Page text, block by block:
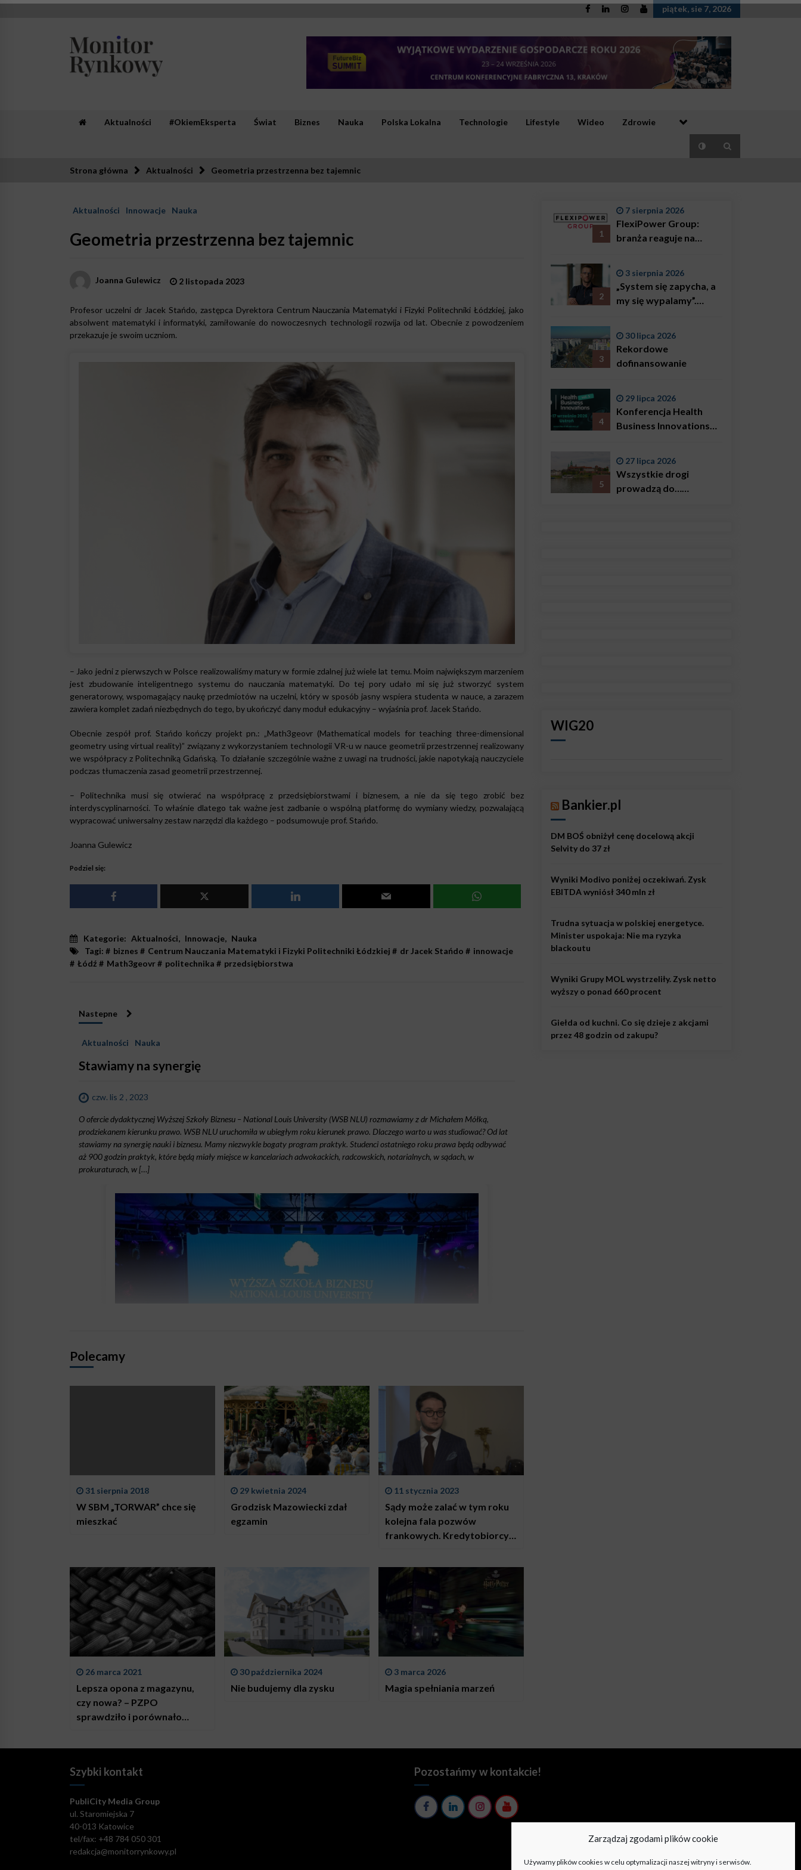
Zarządzaj zgodami plików cookie
Używamy plików cookies w celu optymalizacji naszej witryny i serwisów.
Skip
piątek, sie 7, 2026
Aktualności #OkiemEksperta Świat Biznes Nauka Polska Lokalna Technologie Lifestyle Wideo Zdrowie
Strona główna Aktualności Geometria przestrzenna bez tajemnic
Aktualności Innowacje Nauka
Geometria przestrzenna bez tajemnic
Joanna Gulewicz 2 listopada 2023
Profesor uczelni dr Jacek Stańdo, zastępca Dyrektora Centrum Nauczania Matematyki i Fizyki Politechniki Łódzkiej, jako
absolwent matematyki i informatyki, zamiłowanie do nowoczesnych technologii rozwija od lat. Obecnie z powodzeniem
przekazuje je swoim uczniom.
– Jako jedni z pierwszych w Polsce realizowaliśmy matury w formie zdalnej już wiele lat temu. Moim największym marzeniem
jest zbudowanie inteligentnego systemu do nauczania matematyki. Do tej pory udało mi się już stworzyć system
generatorowy, wspomagający naukę przedmiotów na uczelni, który w sposób jasny wspiera studenta w nauce, a zarazem
zawiera komplet zadań niezbędnych do tego, by ukończyć dany moduł edukacyjny – wyjaśnia prof. Jacek Stańdo.
Obecnie zespół prof. Stańdo kończy projekt pn.: „Math3geovr (Mathematical models for teaching three-dimensional
geometry using virtual reality)” związany z wykorzystaniem technologii VR-u w nauce geometrii przestrzennej realizowany
we współpracy z Politechniką Gdańską. To działanie szczególnie ważne z uwagi na trudności, jakie napotykają nauczyciele
podczas tłumaczenia zasad geometrii przestrzennej.
– Politechnika musi się otwierać na współpracę z przedsiębiorstwami i biznesem, a nie da się tego zrobić bez
interdyscyplinarności. To właśnie dlatego tak ważne jest zadbanie o wspólną platformę do wymiany wiedzy, pozwalającą
wypracować uniwersalny zestaw narzędzi dla każdego – podsumowuje prof. Stańdo.
Joanna Gulewicz
Podziel się:
Kategorie: Aktualności, Innowacje, Nauka
Tagi: # biznes # Centrum Nauczania Matematyki i Fizyki Politechniki Łódzkiej # dr Jacek Stańdo # innowacje
# Łódź # Math3geovr# politechnika # przedsiębiorstwa
Nastepne
Aktualności Nauka
Stawiamy na synergię
czw. lis 2 , 2023
O ofercie dydaktycznej Wyższej Szkoły Biznesu – National Louis University (WSB NLU) rozmawiamy z dr Michałem Mółką,
prodziekanem kierunku prawo. WSB NLU uruchomiła w ubiegłym roku kierunek prawo. Dlaczego warto u was studiować? Od lat
stawiamy na synergię nauki i biznesu. Mamy niezwykle bogaty program praktyk. Studenci ostatniego roku prawa będą odbywać
aż 900 godzin praktyk, które będą miały miejsce w kancelariach adwokackich, radcowskich, notarialnych, w sądach, w
prokuraturach, w […]
Polecamy
31 sierpnia 2018
W SBM „TORWAR” chce się
mieszkać
29 kwietnia 2024
Grodzisk Mazowiecki zdał
egzamin
11 stycznia 2023
Sądy może zalać w tym roku
kolejna fala pozwów
frankowych. Kredytobiorcy
26 marca 2021
Lepsza opona z magazynu,
czy nowa? – PZPO
sprawdziło i porównało
30 października 2024
Nie budujemy dla zysku
3 marca 2026
Magia spełniania marzeń
1
7 sierpnia 2026
FlexiPower Group:
branża reaguje na
2
3 sierpnia 2026
„System się zapycha, a
my się wypalamy”.
Bączkowski, mówi
wprost: problemem są
3
30 lipca 2026
Rekordowe
dofinansowanie
4
29 lipca 2026
Konferencja Health
Business Innovations
5
27 lipca 2026
Wszystkie drogi
prowadzą do…
WIG20
Bankier.pl
DM BOŚ obniżył cenę docelową akcji
Selvity do 37 zł
Wyniki Modivo poniżej oczekiwań. Zysk
EBITDA wyniósł 340 mln zł
Trudna sytuacja w polskiej energetyce.
Minister uspokaja: Nie ma ryzyka
blackoutu
Wyniki Grupy MOL wystrzeliły. Zysk netto
wyższy o ponad 660 procent
Giełda od kuchni. Co się dzieje z akcjami
przez 48 godzin od zakupu?
Szybki kontakt
PubliCity Media Group
ul. Staromiejska 7
40-013 Katowice
tel/fax: +48 784 050 301
redakcja@monitorrynkowy.pl
Pozostańmy w kontakcie!